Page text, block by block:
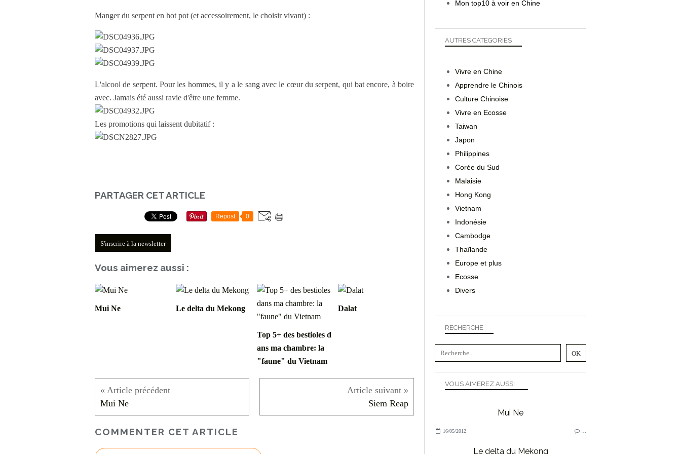
Manger du serpent en hot pot (et accessoirement, le choisir vivant) :
L'alcool de serpent. Pour les hommes, il y a le sang avec le cœur du serpent, qui bat encore, à boire
avec. Jamais été aussi ravie d'être une femme.
Les promotions qui laissent dubitatif :
PARTAGER CET ARTICLE
Repost 0
S'inscrire à la newsletter
Vous aimerez aussi :
Mui Ne Le delta du Mekong
Top 5+ des bestioles d
ans ma chambre: la
"faune" du Vietnam
Dalat
Mui Ne Siem Reap
COMMENTER CET ARTICLE
RECHERCHE
VOUS AIMEREZ AUSSI :
Mui Ne
16/05/2012
Le delta du Mekong
Mon top10 à voir en Chine
AUTRES CATEGORIES
Vivre en Chine
Apprendre le Chinois
Culture Chinoise
Vivre en Ecosse
Taiwan
Japon
Philippines
Corée du Sud
Malaisie
Hong Kong
Vietnam
Indonésie
Cambodge
Thaïlande
Europe et plus
Ecosse
Divers